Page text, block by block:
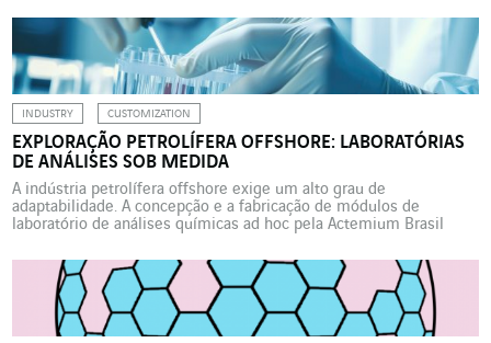
Saarbrücken. O desafio é coordenar todas as partes envolvidas.
Em março de 2023, a Audi […]
INDUSTRY CUSTOMIZATION
EXPLORAÇÃO PETROLÍFERA OFFSHORE: LABORATÓRIAS
DE ANÁLISES SOB MEDIDA
A indústria petrolífera offshore exige um alto grau de
adaptabilidade. A concepção e a fabricação de módulos de
laboratório de análises químicas ad hoc pela Actemium Brasil
desenvolveu uma expertise de ponta na concepção e fabricação
de módulos de laboratório offshore para a realização de […]